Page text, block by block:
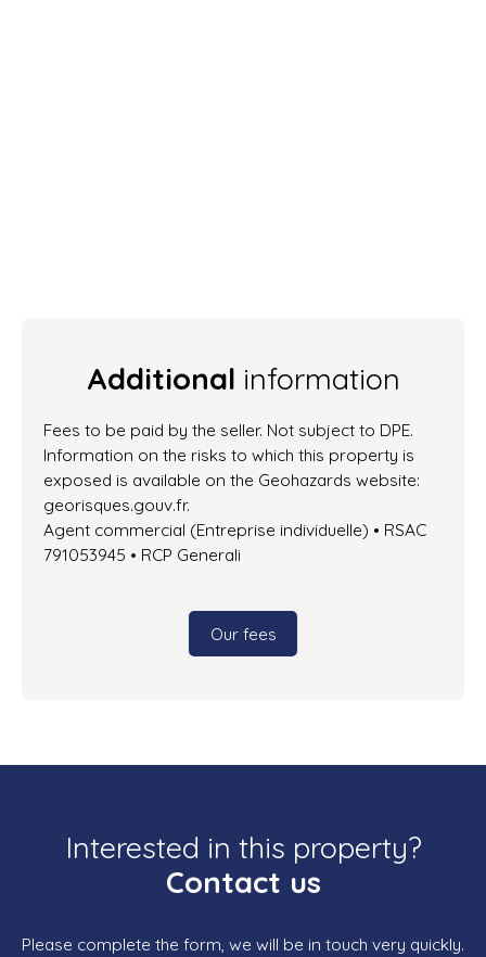
Additional information
Fees to be paid by the seller. Not subject to DPE.
Information on the risks to which this property is
exposed is available on the Geohazards website:
georisques.gouv.fr.
Agent commercial (Entreprise individuelle) • RSAC
791053945 • RCP Generali
Our fees
Interested in this property?
Contact us
Please complete the form, we will be in touch very quickly.